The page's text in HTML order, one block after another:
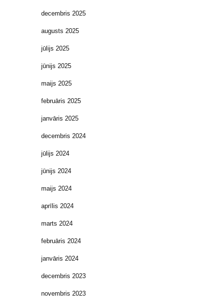
decembris 2025
augusts 2025
jūlijs 2025
jūnijs 2025
maijs 2025
februāris 2025
janvāris 2025
decembris 2024
jūlijs 2024
jūnijs 2024
maijs 2024
aprīlis 2024
marts 2024
februāris 2024
janvāris 2024
decembris 2023
novembris 2023